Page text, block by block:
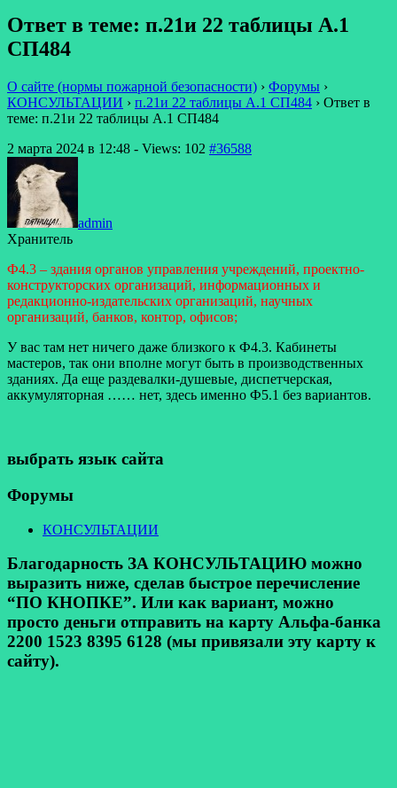
Ответ в теме: п.21и 22 таблицы А.1
СП484
О сайте (нормы пожарной безопасности) › Форумы ›
КОНСУЛЬТАЦИИ › п.21и 22 таблицы А.1 СП484 › Ответ в
теме: п.21и 22 таблицы А.1 СП484
2 марта 2024 в 12:48 - Views: 102 #36588
admin
Хранитель
Ф4.3 – здания органов управления учреждений, проектно-
конструкторских организаций, информационных и
редакционно-издательских организаций, научных
организаций, банков, контор, офисов;
У вас там нет ничего даже близкого к Ф4.3. Кабинеты
мастеров, так они вполне могут быть в производственных
зданиях. Да еще раздевалки-душевые, диспетчерская,
аккумуляторная …… нет, здесь именно Ф5.1 без вариантов.
выбрать язык сайта
Форумы
КОНСУЛЬТАЦИИ
Благодарность ЗА КОНСУЛЬТАЦИЮ можно
выразить ниже, сделав быстрое перечисление
“ПО КНОПКЕ”. Или как вариант, можно
просто деньги отправить на карту Альфа-банка
2200 1523 8395 6128 (мы привязали эту карту к
сайту).